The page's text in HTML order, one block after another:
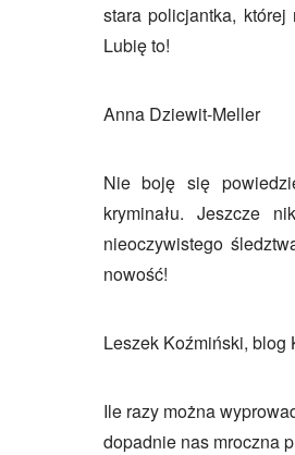
stara policjantka,
Lubię to!
Anna Dziewit-Meller
Nie boję się
kryminału. Jeszcze
nieoczywistego
nowość!
Leszek Koźmiński, blog
Ile razy można
dopadnie nas mroczna